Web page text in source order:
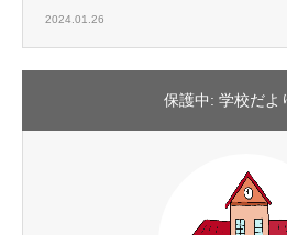
2024.01.26
保護中: 学校だ